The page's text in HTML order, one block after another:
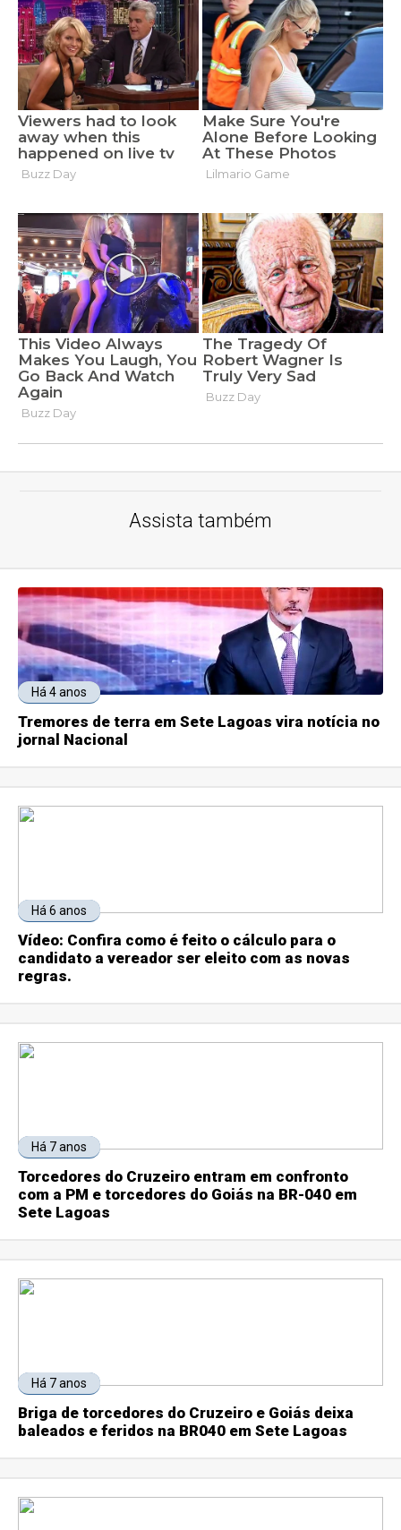
Assista também
Há 4 anos
Tremores de terra em Sete Lagoas vira notícia no
jornal Nacional
Há 6 anos
Vídeo: Confira como é feito o cálculo para o
candidato a vereador ser eleito com as novas
regras.
Há 7 anos
Torcedores do Cruzeiro entram em confronto
com a PM e torcedores do Goiás na BR-040 em
Sete Lagoas
Há 7 anos
Briga de torcedores do Cruzeiro e Goiás deixa
baleados e feridos na BR040 em Sete Lagoas